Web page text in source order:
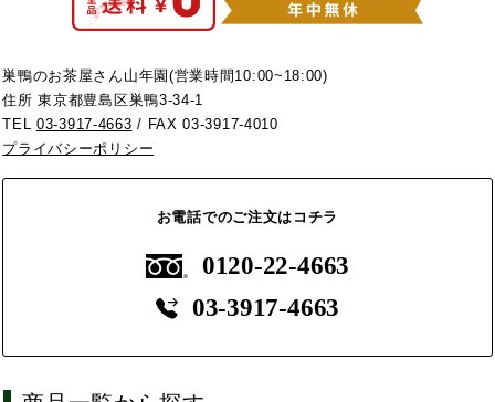
巣鴨のお茶屋さん山年園(営業時間10:00~18:00)
住所 東京都豊島区巣鴨3-34-1
TEL03-3917-4663 / FAX 03-3917-4010
プライバシーポリシー
お電話でのご注文はコチラ
0120-22-4663
03-3917-4663